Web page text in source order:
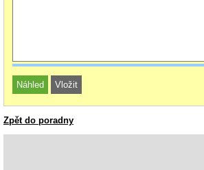
Zpět do poradny